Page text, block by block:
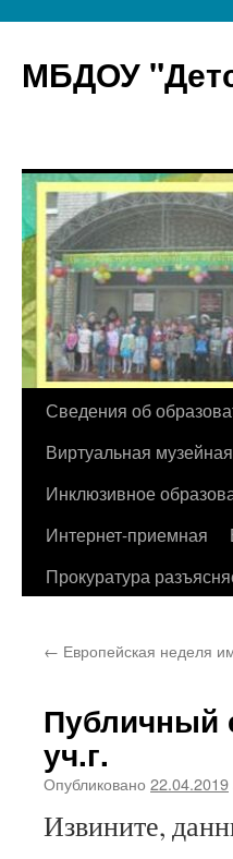
МБДОУ
Перейти
содержимому
Сведения об
Виртуальная
Инклюзивное
Интернет-приемная
Прокуратура
← Европейская неделя
Публичный
уч.г.
Опубликовано 22.04.2019
Извините,